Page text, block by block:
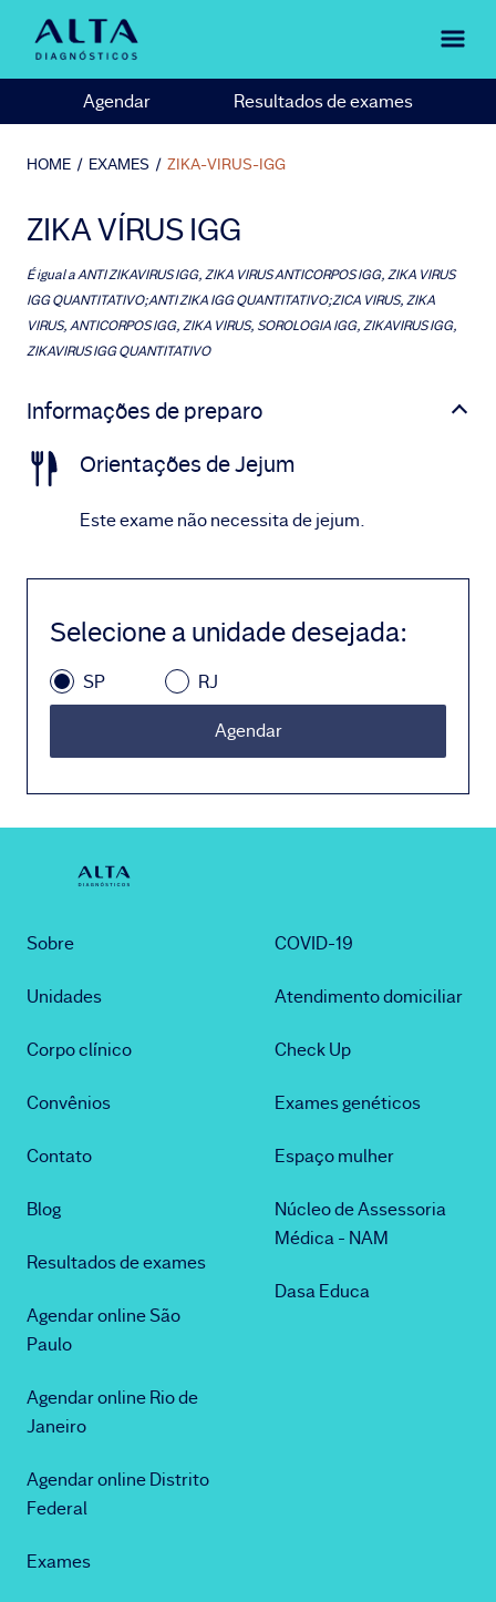
Agendar Resultados de exames
HOME / EXAMES / ZIKA-VIRUS-IGG
ZIKA VÍRUS IGG
É igual aANTI ZIKAVIRUS IGG, ZIKA VIRUS ANTICORPOS IGG, ZIKA VIRUS
IGG QUANTITATIVO;ANTI ZIKA IGG QUANTITATIVO;ZICA VIRUS, ZIKA
VIRUS, ANTICORPOS IGG, ZIKA VIRUS, SOROLOGIA IGG, ZIKAVIRUS IGG,
ZIKAVIRUS IGG QUANTITATIVO
Informações de preparo
Orientações de Jejum
Este exame não necessita de jejum.
Selecione a unidade desejada:
SP RJ
Agendar
Sobre
Unidades
Corpo clínico
Convênios
Contato
Blog
Resultados de exames
Agendar online São
Paulo
Agendar online Rio de
Janeiro
Agendar online Distrito
Federal
Exames
COVID-19
Atendimento domiciliar
Check Up
Exames genéticos
Espaço mulher
Núcleo de Assessoria
Médica - NAM
Dasa Educa